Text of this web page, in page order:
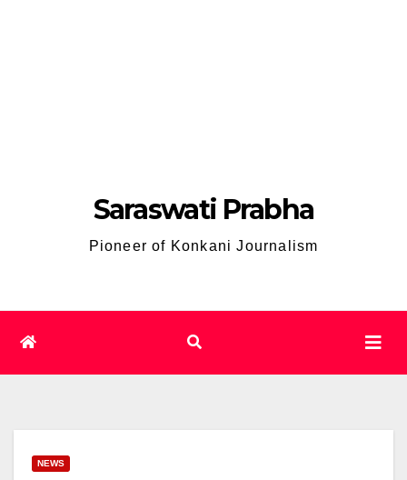
Saraswati Prabha
Pioneer of Konkani Journalism
NEWS